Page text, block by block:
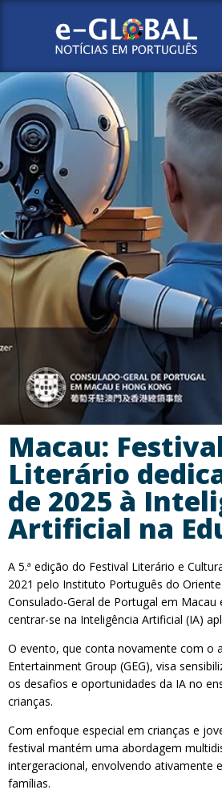
Macau:
Literário
de 2025 à
Artificial na
A 5.ª edição do Festival Literário e
2021 pelo Instituto Português do
Consulado-Geral de Portugal em Macau
centrar-se na Inteligência Artificial (IA)
O evento, que conta novamente com o
Entertainment Group (GEG), visa
os desafios e oportunidades da IA no
crianças.
Com enfoque especial em crianças e
festival mantém uma abordagem
intergeracional, envolvendo ativamente
famílias.